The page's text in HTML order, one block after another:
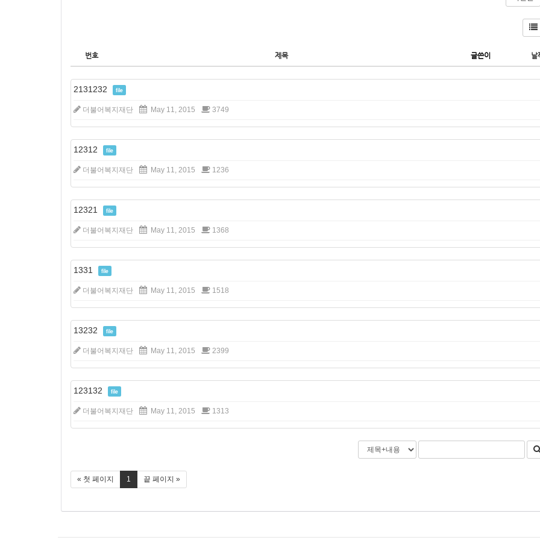
번호 제목 글쓴이 날
2131232 file
더불어복지재단 May 11, 2015 3749
12312 file
더불어복지재단 May 11, 2015 1236
12321 file
더불어복지재단 May 11, 2015 1368
1331 file
더불어복지재단 May 11, 2015 1518
13232 file
더불어복지재단 May 11, 2015 2399
123132 file
더불어복지재단 May 11, 2015 1313
« 첫 페이지 1 끝 페이지 »